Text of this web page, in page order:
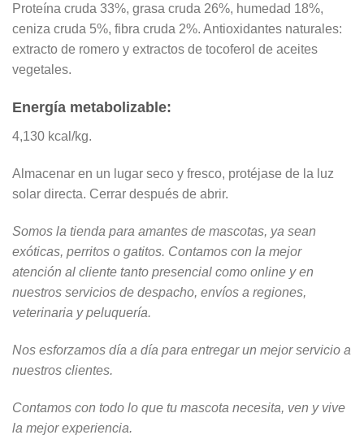
Proteína cruda 33%, grasa cruda 26%, humedad 18%,
ceniza cruda 5%, fibra cruda 2%. Antioxidantes naturales:
extracto de romero y extractos de tocoferol de aceites
vegetales.
Energía metabolizable:
4,130 kcal/kg.
Almacenar en un lugar seco y fresco, protéjase de la luz
solar directa. Cerrar después de abrir.
Somos la tienda para amantes de mascotas, ya sean
exóticas, perritos o gatitos. Contamos con la mejor
atención al cliente tanto presencial como online y en
nuestros servicios de despacho, envíos a regiones,
veterinaria y peluquería.
Nos esforzamos día a día para entregar un mejor servicio a
nuestros clientes.
Contamos con todo lo que tu mascota necesita, ven y vive
la mejor experiencia.